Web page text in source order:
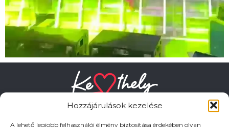
Hozzájárulások kezelése
A lehető legjobb felhasználói élmény biztosítása érdekében olyan